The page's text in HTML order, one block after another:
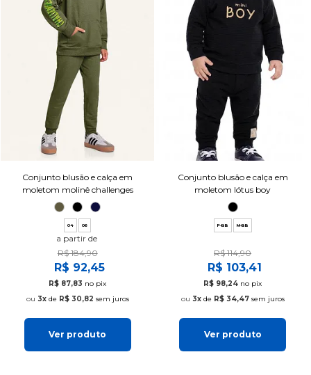
Conjunto blusão e calça em
moletom molinê challenges
04 06
a partir de
R$ 184,90
R$ 92,45
R$ 87,83 no pix
3xde R$ 30,82 sem juros
Ver produto
Conjunto blusão e calça em
moletom lótus boy
P-BB M-BB
R$ 114,90
R$ 103,41
R$ 98,24 no pix
3xde R$ 34,47sem juros
Ver produto